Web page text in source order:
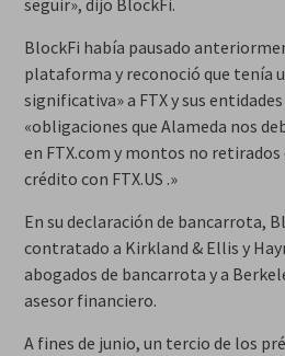
seguir», dijo BlockFi.
BlockFi había pausado
plataforma y reconoció que tenía
significativa» a FTX y sus
«obligaciones que Alameda nos
en FTX.com y montos no retirados
crédito con FTX.US .»
En su declaración de bancarrota,
contratado a Kirkland & Ellis y
abogados de bancarrota y a
asesor financiero.
A fines de junio, un tercio de los